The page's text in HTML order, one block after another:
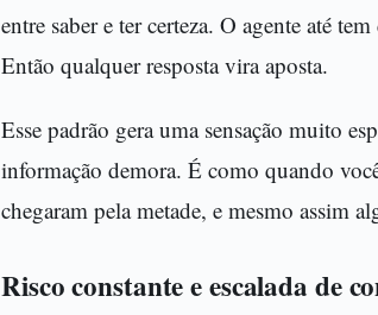
entre saber e ter certeza. O agente até
Então qualquer resposta vira aposta.
Esse padrão gera uma sensação muito
informação demora. É como quando
chegaram pela metade, e mesmo assim
Risco constante e escalada de